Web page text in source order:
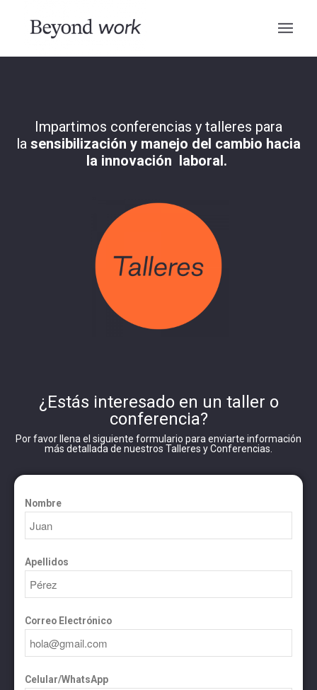
Impartimos conferencias y talleres para
la sensibilización y manejo del cambio hacia
la innovación laboral.
¿Estás interesado en un taller o
conferencia?
Por favor llena el siguiente formulario para enviarte información
más detallada de nuestros Talleres y Conferencias.
Nombre
Apellidos
Correo Electrónico
Celular/WhatsApp